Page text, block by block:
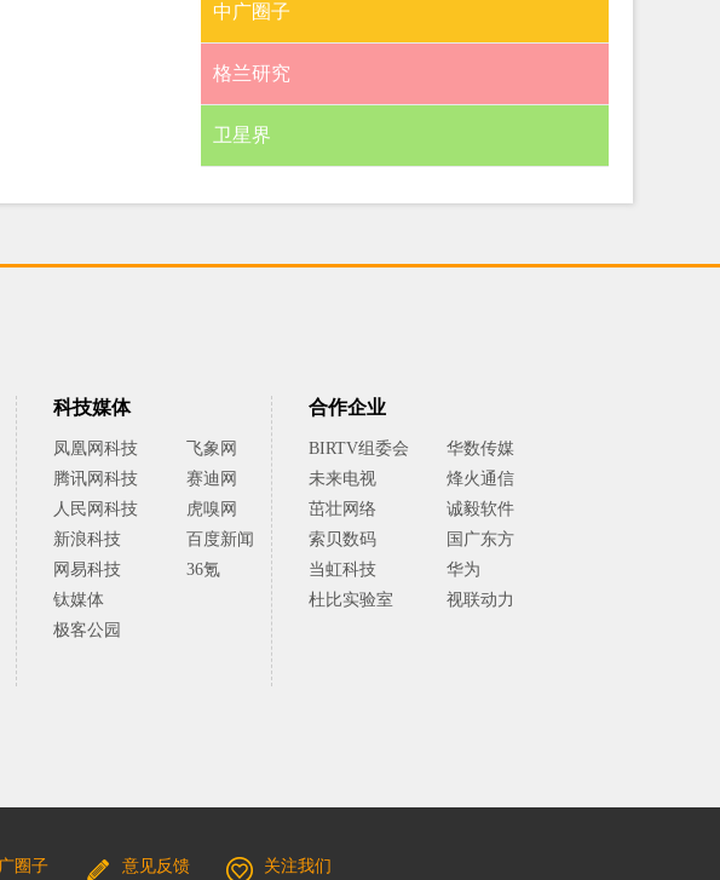
中广圈子
格兰研究
卫星界
科技媒体
凤凰网科技
飞象网
腾讯网科技
赛迪网
人民网科技
虎嗅网
新浪科技
百度新闻
网易科技
36氪
钛媒体
极客公园
合作企业
BIRTV组委会
华数传媒
未来电视
烽火通信
茁壮网络
诚毅软件
索贝数码
国广东方
当虹科技
华为
杜比实验室
视联动力
圈子 意见反馈 关注我们